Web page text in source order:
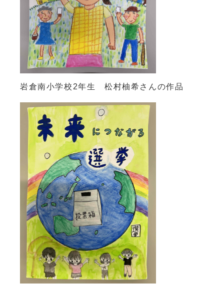
岩倉南小学校2年生 松村柚希さんの作品